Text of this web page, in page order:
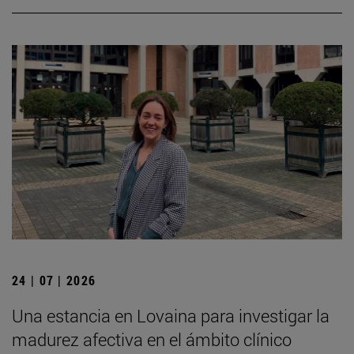
24 | 07 | 2026
Una estancia en Lovaina para investigar la
madurez afectiva en el ámbito clínico